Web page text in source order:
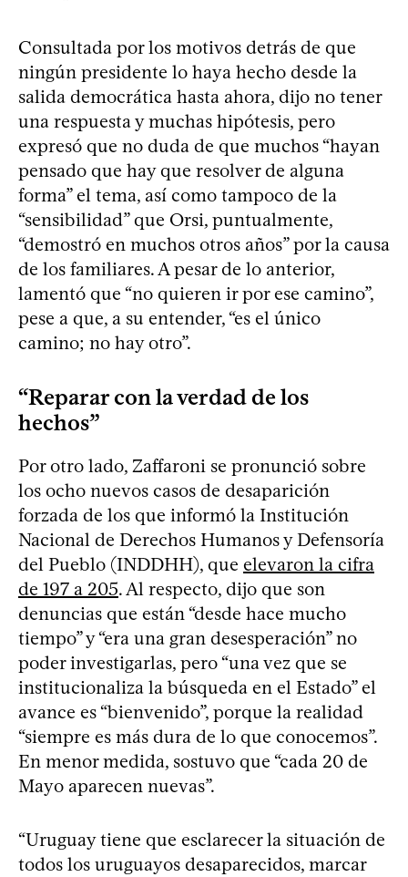
Consultada por los motivos detrás de que
ningún presidente lo haya hecho desde la
salida democrática hasta ahora, dijo no tener
una respuesta y muchas hipótesis, pero
expresó que no duda de que muchos “hayan
pensado que hay que resolver de alguna
forma” el tema, así como tampoco de la
“sensibilidad” que Orsi, puntualmente,
“demostró en muchos otros años” por la causa
de los familiares. A pesar de lo anterior,
lamentó que “no quieren ir por ese camino”,
pese a que, a su entender, “es el único
camino; no hay otro”.
“Reparar con la verdad de los
hechos”
Por otro lado, Zaffaroni se pronunció sobre
los ocho nuevos casos de desaparición
forzada de los que informó la Institución
Nacional de Derechos Humanos y Defensoría
del Pueblo (INDDHH), que elevaron la cifra
de 197 a 205. Al respecto, dijo que son
denuncias que están “desde hace mucho
tiempo” y “era una gran desesperación” no
poder investigarlas, pero “una vez que se
institucionaliza la búsqueda en el Estado” el
avance es “bienvenido”, porque la realidad
“siempre es más dura de lo que conocemos”.
En menor medida, sostuvo que “cada 20 de
Mayo aparecen nuevas”.
“Uruguay tiene que esclarecer la situación de
todos los uruguayos desaparecidos, marcar